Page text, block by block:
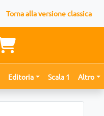
Torna alla versione classica
Editoria Scala 1 Altro